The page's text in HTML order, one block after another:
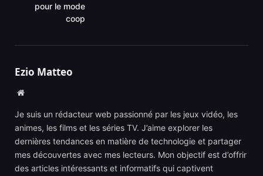
pour le mode
coop
Ezio Matteo
Website
Je suis un rédacteur web passionné par les jeux vidéo, les
animes, les films et les séries TV. J’aime explorer les
dernières tendances en matière de technologie et partager
mes découvertes avec mes lecteurs. Mon objectif est d’offrir
des articles intéressants et informatifs qui captivent